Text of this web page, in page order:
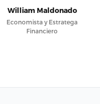
William Maldonado
Economista y Estratega
Financiero